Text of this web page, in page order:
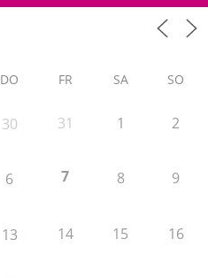
DO FR SA SO
30 31 1 2
6 7 8 9
13 14 15 16